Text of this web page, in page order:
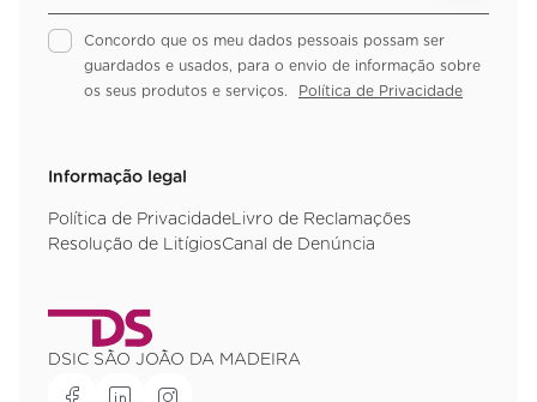
Concordo que os meu dados pessoais possam ser
guardados e usados, para o envio de informação sobre
os seus produtos e serviços.
Política de Privacidade
Informação legal
Política de PrivacidadeLivro de Reclamações
Resolução de LitígiosCanal de Denúncia
DSIC SÃO JOÃO DA MADEIRA